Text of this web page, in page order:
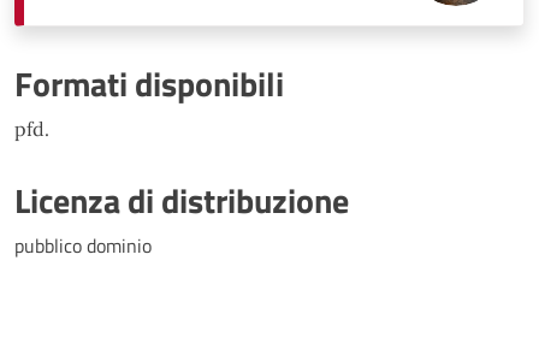
Formati disponibili
pfd.
Licenza di distribuzione
pubblico dominio